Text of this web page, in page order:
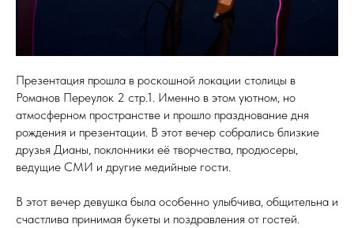
Презентация прошла в роскошной локации столицы в
Романов Переулок 2 стр.1. Именно в этом уютном, но
атмосферном пространстве и прошло празднование дня
рождения и презентации. В этот вечер собрались близкие
друзья Дианы, поклонники её творчества, продюсеры,
ведущие СМИ и другие медийные гости.
В этот вечер девушка была особенно улыбчива, общительна и
счастлива принимая букеты и поздравления от гостей.